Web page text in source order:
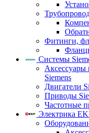
Фитинги,
Системы
Аксессуары
Siemens
Двигатели
Приводы
Частотные
Электрика